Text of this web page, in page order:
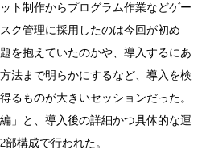
ト制作からプログラム作業などゲー
ク管理に採用したのは今回が初め
を抱えていたのかや、導入するにあ
法まで明らかにするなど、導入を検
るものが大きいセッションだった。
」と、導入後の詳細かつ具体的な運
構成で行われた。